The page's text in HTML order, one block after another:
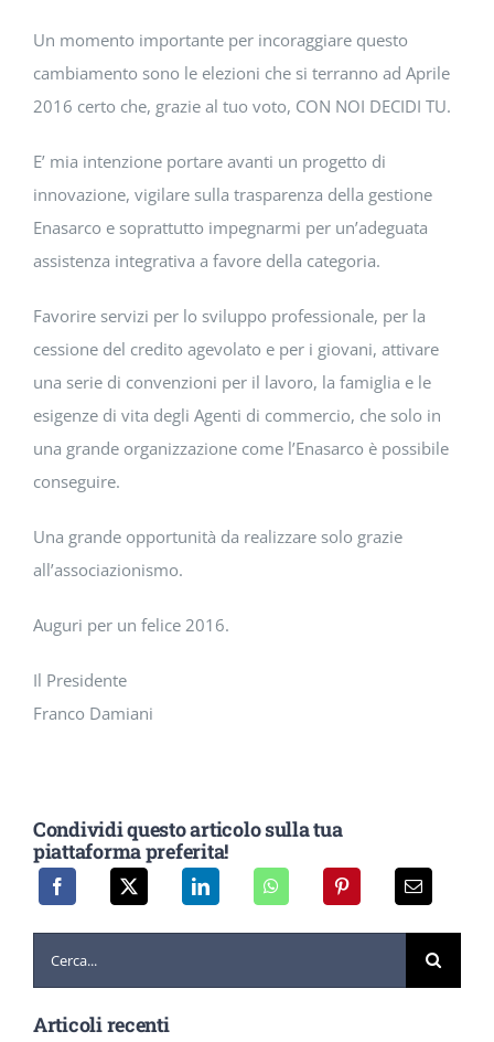
Un momento importante per incoraggiare questo
cambiamento sono le elezioni che si terranno ad Aprile
2016 certo che, grazie al tuo voto, CON NOI DECIDI TU.
E’ mia intenzione portare avanti un progetto di
innovazione, vigilare sulla trasparenza della gestione
Enasarco e soprattutto impegnarmi per un’adeguata
assistenza integrativa a favore della categoria.
Favorire servizi per lo sviluppo professionale, per la
cessione del credito agevolato e per i giovani, attivare
una serie di convenzioni per il lavoro, la famiglia e le
esigenze di vita degli Agenti di commercio, che solo in
una grande organizzazione come l’Enasarco è possibile
conseguire.
Una grande opportunità da realizzare solo grazie
all’associazionismo.
Auguri per un felice 2016.
Il Presidente
Franco Damiani
Condividi questo articolo sulla tua
piattaforma preferita!
Articoli recenti